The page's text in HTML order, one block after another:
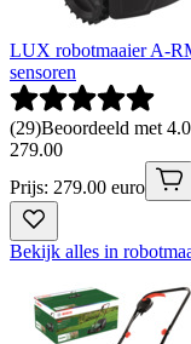
LUX robotmaaier A-
sensoren
(29)Beoordeeld met
279.00
Prijs: 279.00 euro
Bekijk alles in